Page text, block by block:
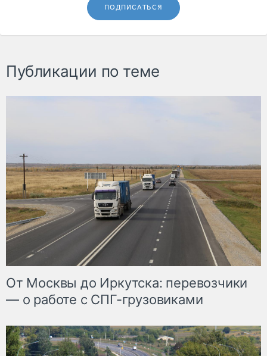
ПОДПИСАТЬСЯ
Публикации по теме
От Москвы до Иркутска: перевозчики
— о работе с СПГ-грузовиками